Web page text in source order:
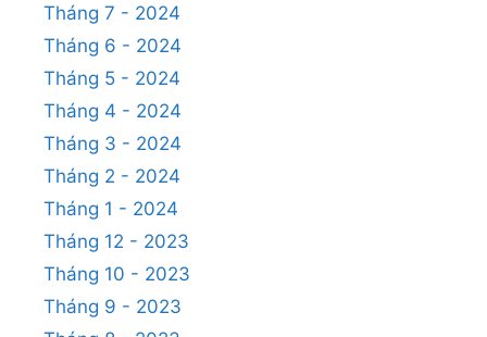
Tháng 7 - 2024
Tháng 6 - 2024
Tháng 5 - 2024
Tháng 4 - 2024
Tháng 3 - 2024
Tháng 2 - 2024
Tháng 1 - 2024
Tháng 12 - 2023
Tháng 10 - 2023
Tháng 9 - 2023